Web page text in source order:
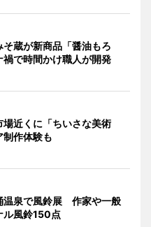
蔵が新商品「醤油もろ
で時間かけ職人が開発
近くに「ちいさな美術
作体験も
温泉で風鈴展 作家や一般
ル風鈴150点